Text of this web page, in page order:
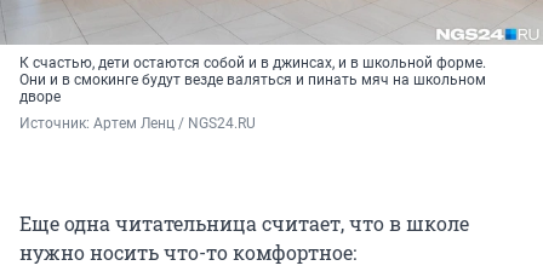
К счастью, дети остаются собой и в джинсах, и в школьной форме.
Они и в смокинге будут везде валяться и пинать мяч на школьном
дворе
Источник: Артем Ленц / NGS24.RU
Еще одна читательница считает, что в школе
нужно носить что-то комфортное: